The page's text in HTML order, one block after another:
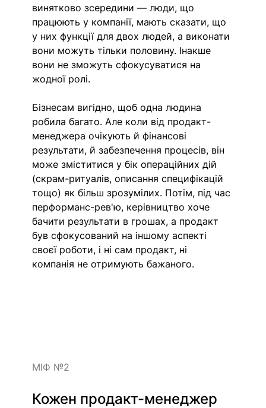
винятково зсередини — люди, що
працюють у компанії, мають сказати, що
у них функції для двох людей, а виконати
вони можуть тільки половину. Інакше
вони не зможуть сфокусуватися на
жодної ролі.
Бізнесам вигідно, щоб одна людина
робила багато. Але коли від продакт-
менеджера очікують й фінансові
результати, й забезпечення процесів, він
може зміститися у бік операційних дій
(скрам-ритуалів, описання специфікацій
тощо) як більш зрозумілих. Потім, під час
перформанс-рев'ю, керівництво хоче
бачити результати в грошах, а продакт
був сфокусований на іншому аспекті
своєї роботи, і ні сам продакт, ні
компанія не отримують бажаного.
МІФ №2
Кожен продакт-менеджер